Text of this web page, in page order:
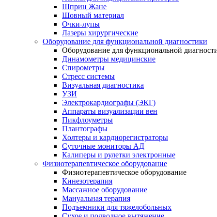
Шприц Жане
Шовный материал
Очки-лупы
Лазеры хирургические
Оборудование для функциональной диагностики
Оборудование для функциональной
Динамометры медицинские
Спирометры
Стресс системы
Визуальная диагностика
УЗИ
Электрокардиографы (ЭКГ)
Аппараты визуализации вен
Пикфлоуметры
Плантографы
Холтеры и кардиорегистраторы
Суточные мониторы АД
Калиперы и рулетки электронные
Физиотерапевтическое оборудование
Физиотерапевтическое оборудование
Кинезотерапия
Массажное оборудование
Мануальная терапия
Подъемники для тяжелобольных